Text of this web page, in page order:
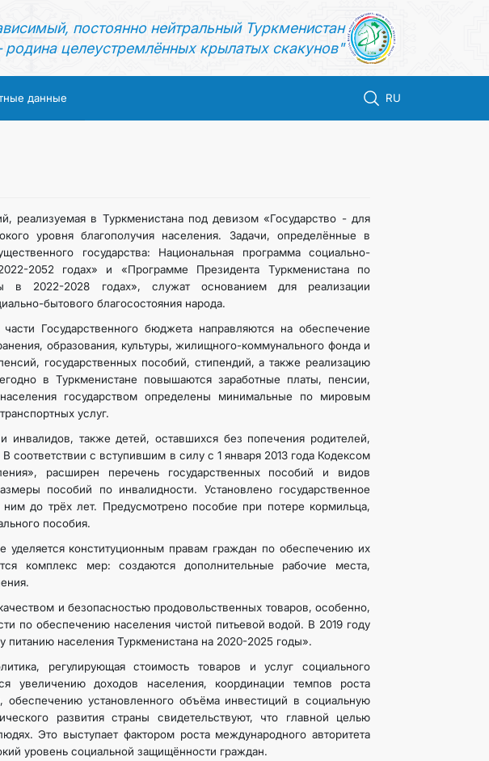
постоянно нейтральный Туркменистан
целеустремлённых крылатых скакунов"
данные RU
реализуемая в Туркменистана под девизом «Государство - для
уровня благополучия населения. Задачи, определённые в
государства: Национальная программа социально-
2052 годах» и «Программе Президента Туркменистана по
в 2022-2028 годах», служат основанием для реализации
бытового благосостояния народа.
Государственного бюджета направляются на обеспечение
образования, культуры, жилищного-коммунального фонда и
государственных пособий, стипендий, а также реализацию
в Туркменистане повышаются заработные платы, пенсии,
государством определены минимальные по мировым
услуг.
инвалидов, также детей, оставшихся без попечения родителей,
соответствии с вступившим в силу с 1 января 2013 года Кодексом
расширен перечень государственных пособий и видов
пособий по инвалидности. Установлено государственное
до трёх лет. Предусмотрено пособие при потере кормильца,
пособия.
уделяется конституционным правам граждан по обеспечению их
комплекс мер: создаются дополнительные рабочие места,
и безопасностью продовольственных товаров, особенно,
по обеспечению населения чистой питьевой водой. В 2019 году
питанию населения Туркменистана на 2020-2025 годы».
регулирующая стоимость товаров и услуг социального
увеличению доходов населения, координации темпов роста
обеспечению установленного объёма инвестиций в социальную
развития страны свидетельствуют, что главной целью
Это выступает фактором роста международного авторитета
уровень социальной защищённости граждан.